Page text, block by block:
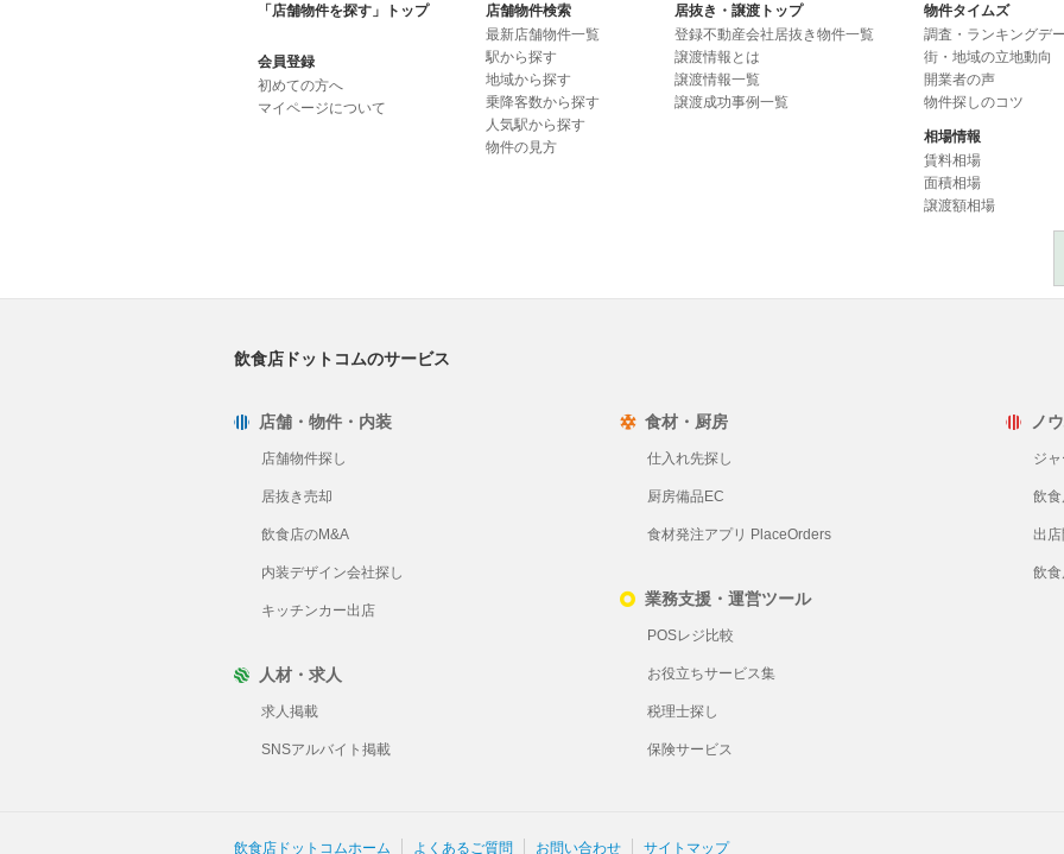
「店舗物件を探す」トップ
会員登録
初めての方へ
マイページについて
店舗物件検索
最新店舗物件一覧
駅から探す
地域から探す
乗降客数から探す
人気駅から探す
物件の見方
居抜き・譲渡トップ
登録不動産会社居抜き物件一覧
譲渡情報とは
譲渡情報一覧
譲渡成功事例一覧
物件タイムズ
調査・ランキングデ
街・地域の立地動向
開業者の声
物件探しのコツ
相場情報
賃料相場
面積相場
譲渡額相場
飲食店ドットコムのサービス
店舗・物件・内装
店舗物件探し
居抜き売却
飲食店のM&A
内装デザイン会社探し
キッチンカー出店
人材・求人
求人掲載
SNSアルバイト掲載
食材・厨房
仕入れ先探し
厨房備品EC
食材発注アプリ PlaceOrders
業務支援・運営ツール
POSレジ比較
お役立ちサービス集
税理士探し
保険サービス
ノ
ジ
飲
出
飲
飲食店ドットコムホーム よくあるご質問 お問い合わせ サイトマップ